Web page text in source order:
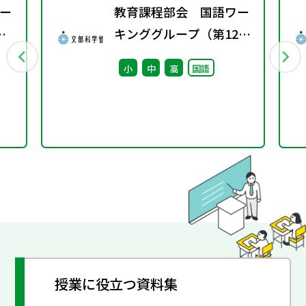
教育課程部会 国語ワー
キンググループ（第12
回） 配付資料
小 中 高 国語
授業に役立つ資料集